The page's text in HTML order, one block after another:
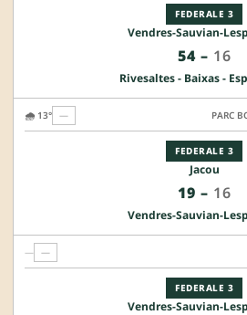
FEDERALE 3
Vendres-Sauvian-
54– 16
Rivesaltes - Baixas -
FEDERALE 3
Jacou
19 – 16
Vendres-Sauvian-
🌧️ 13° —
FEDERALE 3
Vendres-Sauvian-
— —